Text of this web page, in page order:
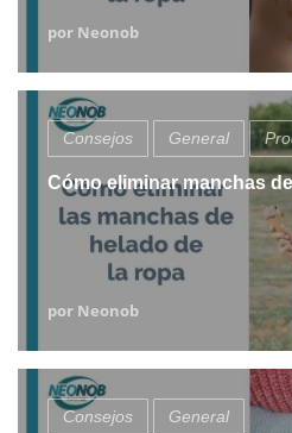
por Neonob
Consejos General
Cómo eliminar manchas
por Neonob
Consejos General